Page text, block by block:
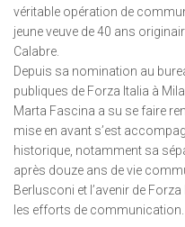
véritable opération de
jeune veuve de 40 ans
Calabre.
Depuis sa nomination au
publiques de Forza Italia à
Marta Fascina a su se faire
mise en avant s’est
historique, notamment sa
après douze ans de vie
Berlusconi et l’avenir de
les efforts de communication.